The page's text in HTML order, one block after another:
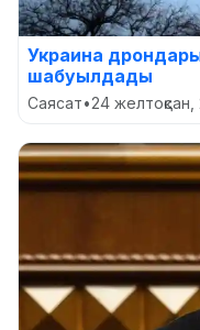
Украина
шабуылдады
Саясат•24